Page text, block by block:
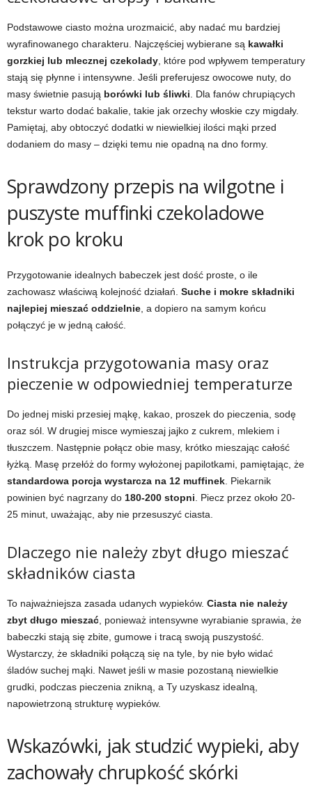
Podstawowe ciasto można urozmaicić, aby nadać mu bardziej
wyrafinowanego charakteru. Najczęściej wybierane są kawałki
gorzkiej lub mlecznej czekolady , które pod wpływem temperatury
stają się płynne i intensywne. Jeśli preferujesz owocowe nuty, do
masy świetnie pasują borówki lub śliwki . Dla fanów chrupiących
tekstur warto dodać bakalie, takie jak orzechy włoskie czy migdały.
Pamiętaj, aby obtoczyć dodatki w niewielkiej ilości mąki przed
dodaniem do masy – dzięki temu nie opadną na dno formy.
Sprawdzony przepis na wilgotne i
puszyste muffinki czekoladowe
krok po kroku
Przygotowanie idealnych babeczek jest dość proste, o ile
zachowasz właściwą kolejność działań. Suche i mokre składniki
najlepiej mieszać oddzielnie , a dopiero na samym końcu
połączyć je w jedną całość.
Instrukcja przygotowania masy oraz
pieczenie w odpowiedniej temperaturze
Do jednej miski przesiej mąkę, kakao, proszek do pieczenia, sodę
oraz sól. W drugiej misce wymieszaj jajko z cukrem, mlekiem i
tłuszczem. Następnie połącz obie masy, krótko mieszając całość
łyżką. Masę przełóż do formy wyłożonej papilotkami, pamiętając, że
standardowa porcja wystarcza na 12 muffinek . Piekarnik
powinien być nagrzany do 180-200 stopni . Piecz przez około 20-
25 minut, uważając, aby nie przesuszyć ciasta.
Dlaczego nie należy zbyt długo mieszać
składników ciasta
To najważniejsza zasada udanych wypieków. Ciasta nie należy
zbyt długo mieszać , ponieważ intensywne wyrabianie sprawia, że
babeczki stają się zbite, gumowe i tracą swoją puszystość.
Wystarczy, że składniki połączą się na tyle, by nie było widać
śladów suchej mąki. Nawet jeśli w masie pozostaną niewielkie
grudki, podczas pieczenia znikną, a Ty uzyskasz idealną,
napowietrzoną strukturę wypieków.
Wskazówki, jak studzić wypieki, aby
zachowały chrupkość skórki